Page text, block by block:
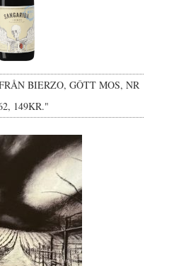
BIERZO, GÔTT MOS, NR
149KR."